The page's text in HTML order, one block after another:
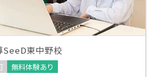
SeeD東中野校
無料体験あり